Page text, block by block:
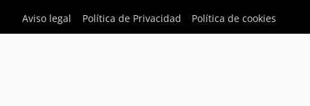
Aviso legal
Política de Privacidad Política de cookies